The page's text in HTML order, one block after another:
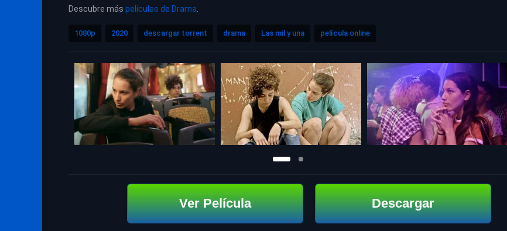
Descubre más películas de Drama
1080p 2020 descargar torrent drama Las mil y una película online
Ver Película Descargar